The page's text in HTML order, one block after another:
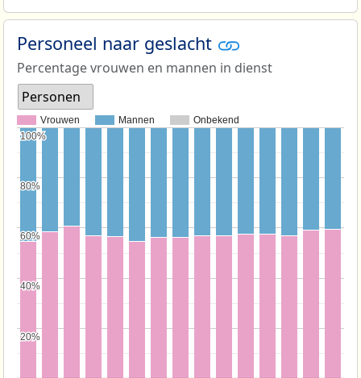
Personeel naar geslacht
Percentage vrouwen en mannen in dienst
Personen
Vrouwen Mannen Onbekend
20%
20%
40%
40%
60%
60%
80%
80%
100%
100%